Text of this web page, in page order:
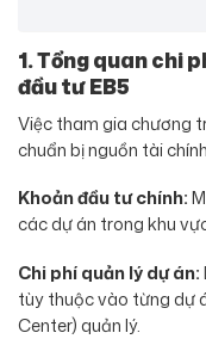
1. Tổng quan chi
đầu tư EB5
Việc tham gia chương
chuẩn bị nguồn tài
Khoản đầu tư chính:
các dự án trong khu
Chi phí quản lý dự án:
tùy thuộc vào từng dự
Center) quản lý.